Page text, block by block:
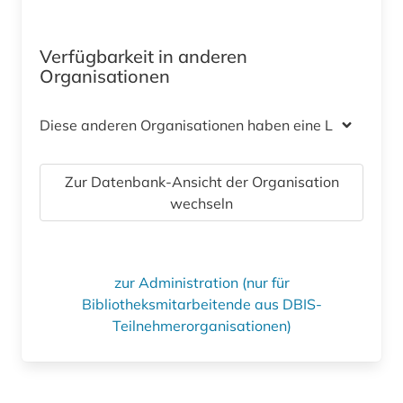
Verfügbarkeit in anderen
Organisationen
Diese anderen Organisationen haben eine Lizenz
Zur Datenbank-Ansicht der Organisation
wechseln
zur Administration (nur für
Bibliotheksmitarbeitende aus DBIS-
Teilnehmerorganisationen)